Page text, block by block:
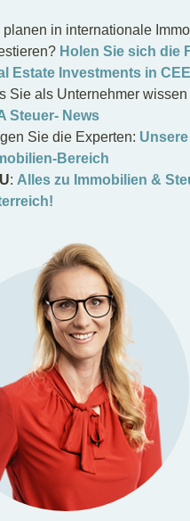
planen in internationale
Holen Sie sich die
Estate Investments in CEE
Sie als Unternehmer wissen
Steuer- News
Sie die Experten:
Bereich
: Alles zu Immobilien &